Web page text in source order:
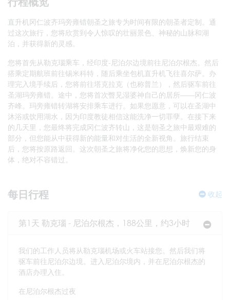
直升机冈仁波齐玛旁雍错朝圣之旅专为时间有限的朝圣者定制。通
过这次旅行，您将欣赏到令人惊叹的壮丽景色、神秘的山脉和湖
泊，并获得新的灵感。
您将首先从勒克瑙乘车，经印度-尼泊尔边境前往尼泊尔根杰。然后
搭乘定期航班前往锡米科特，随后乘坐包机直升机飞往喜尔萨。办
理完入境手续后，您将前往塔克拉克（也称普兰），然后驱车前往
圣湖玛旁雍错。途中，您将首次瞥见湿婆神自己的居所——冈仁波
齐峰。玛旁雍错转湖将安排乘车进行。如果您愿意，可以在圣湖中
沐浴或饮用湖水，因为印度教徒相信这能洗净一切罪孽。在接下来
的几天里，您最终将完成冈仁波齐转山，这是朝圣之旅中最艰难的
部分，但您能从中获得新的能量和对生活的全新视角。旅行结束
后，您将按原路返回。这次朝圣之旅将净化您的思想，焕新您的身
体，绝对不容错过。
每日行程 收起
第1天 勒克瑙 - 尼泊尔根杰，188公里，约3小时
我们的工作人员将从勒克瑙机场或火车站接您。然后我们将
驱车前往尼泊尔边境。进入尼泊尔境内，并在尼泊尔根杰的
酒店办理入住。
在尼泊尔根杰过夜